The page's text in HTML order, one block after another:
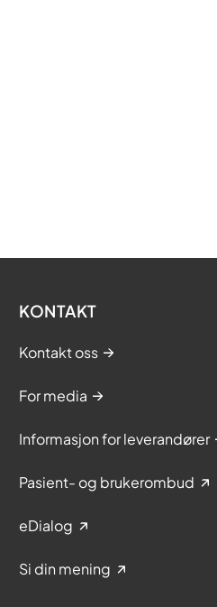
KONTAKT
Kontakt oss
For media
Informasjon for leverandører
Pasient- og brukerombud
eDialog
Si din mening